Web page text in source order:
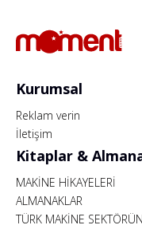
Kurumsal
Reklam verin
İletişim
Kitaplar &
MAKİNE HİKAYELERİ
ALMANAKLAR
TÜRK MAKİNE